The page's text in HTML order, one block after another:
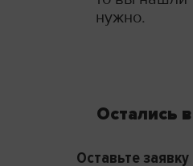
нужно.
Остались
Оставьте